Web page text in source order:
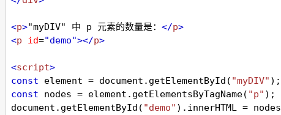
<p>"myDIV" 中 p 元素的数量是： </p>
<p id="demo"></p>
<script>
const
element = document . getElementById ( "myDIV" );
const
nodes = element . getElementsByTagName( "p" );
document . getElementById ( "demo" ). innerHTML = nodes